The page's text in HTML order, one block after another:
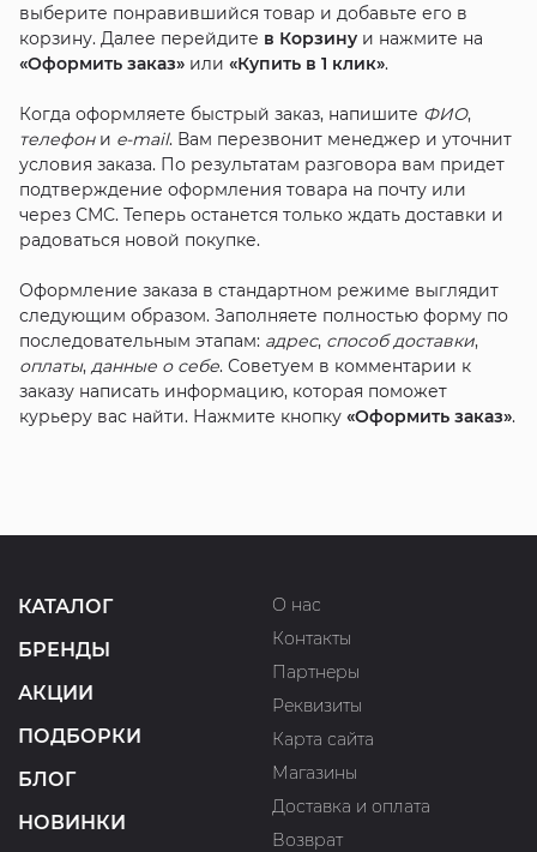
выберите понравившийся товар и добавьте его в
корзину. Далее перейдите в Корзинуи нажмите на
«Оформить заказ»или «Купить в 1 клик».
Когда оформляете быстрый заказ, напишите ФИО,
телефони e-mail. Вам перезвонит менеджер и уточнит
условия заказа. По результатам разговора вам придет
подтверждение оформления товара на почту или
через СМС. Теперь останется только ждать доставки и
радоваться новой покупке.
Оформление заказа в стандартном режиме выглядит
следующим образом. Заполняете полностью форму по
последовательным этапам: адрес, способ доставки,
оплаты, данные о себе. Советуем в комментарии к
заказу написать информацию, которая поможет
курьеру вас найти. Нажмите кнопку «Оформить заказ».
КАТАЛОГ
БРЕНДЫ
АКЦИИ
ПОДБОРКИ
БЛОГ
НОВИНКИ
О нас
Контакты
Партнеры
Реквизиты
Карта сайта
Магазины
Доставка и оплата
Возврат